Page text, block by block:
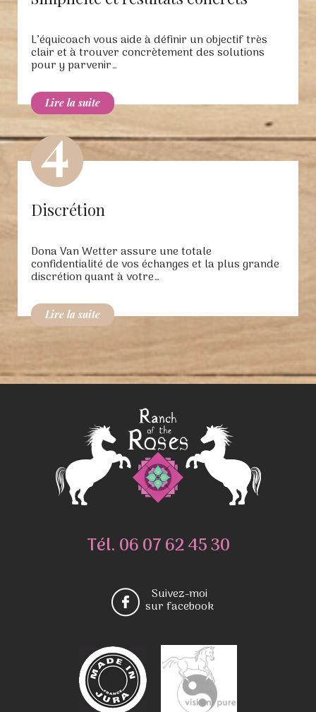
L’équicoach vous aide à définir un objectif très
clair et à trouver concrètement des solutions
pour y parvenir…
Discrétion
Dona Van Wetter assure une totale
confidentialité de vos échanges et la plus grande
discrétion quant à votre…
Tél. 06 07 62 45 30
Suivez-moi
sur facebook